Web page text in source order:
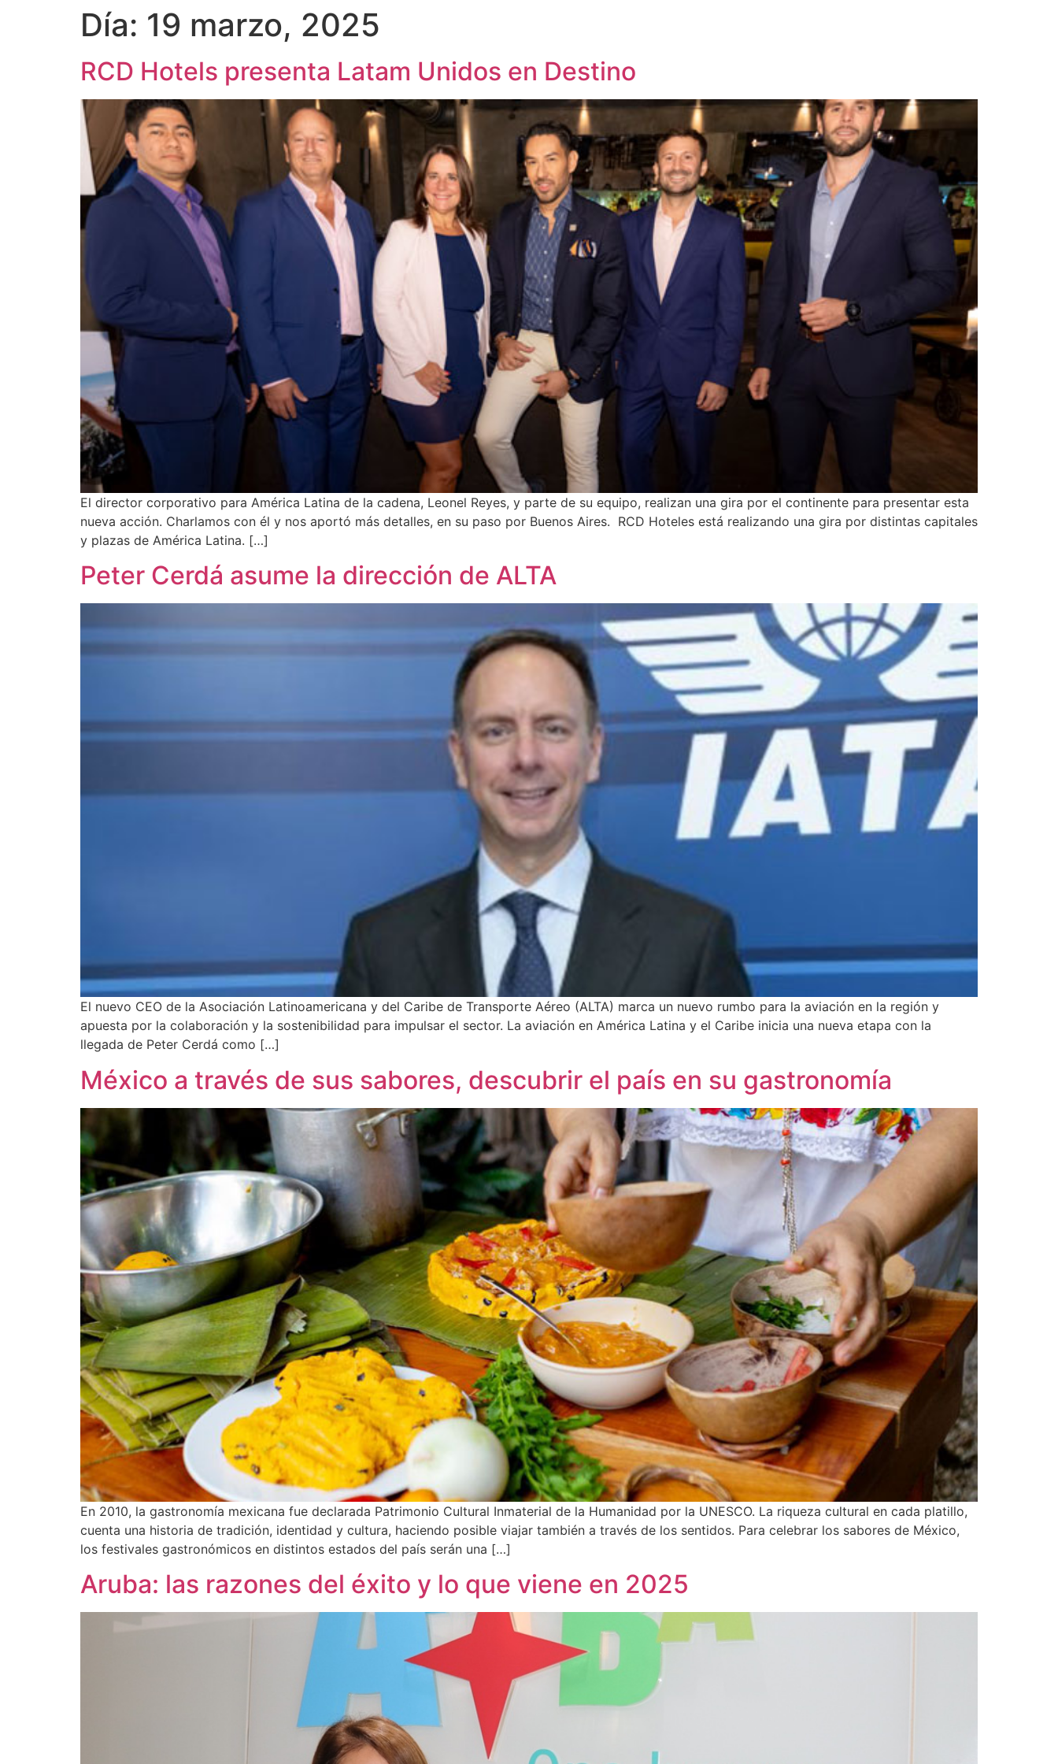
Día: 19 marzo, 2025
RCD Hotels presenta Latam Unidos en Destino
El director corporativo para América Latina de la cadena, Leonel Reyes, y parte de su equipo, realizan una gira por el continente para presentar esta
nueva acción. Charlamos con él y nos aportó más detalles, en su paso por Buenos Aires. RCD Hoteles está realizando una gira por distintas capitales
y plazas de América Latina. […]
Peter Cerdá asume la dirección de ALTA
El nuevo CEO de la Asociación Latinoamericana y del Caribe de Transporte Aéreo (ALTA) marca un nuevo rumbo para la aviación en la región y
apuesta por la colaboración y la sostenibilidad para impulsar el sector. La aviación en América Latina y el Caribe inicia una nueva etapa con la
llegada de Peter Cerdá como […]
México a través de sus sabores, descubrir el país en su gastronomía
En 2010, la gastronomía mexicana fue declarada Patrimonio Cultural Inmaterial de la Humanidad por la UNESCO. La riqueza cultural en cada platillo,
cuenta una historia de tradición, identidad y cultura, haciendo posible viajar también a través de los sentidos. Para celebrar los sabores de México,
los festivales gastronómicos en distintos estados del país serán una […]
Aruba: las razones del éxito y lo que viene en 2025